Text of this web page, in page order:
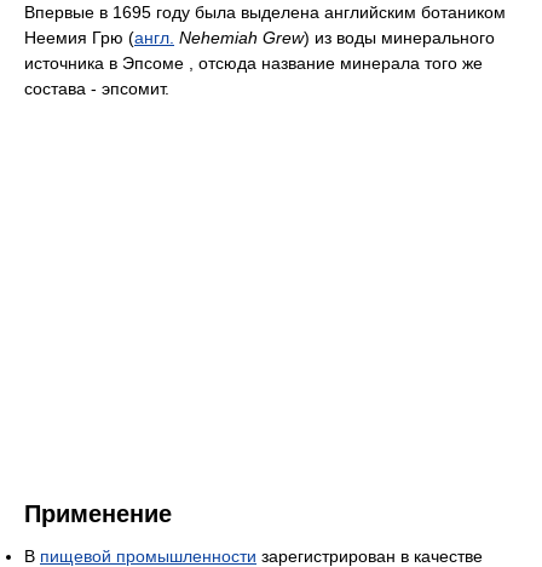
Впервые в 1695 году была выделена английским ботаником
Неемия Грю (англ. Nehemiah Grew) из воды минерального
источника в Эпсоме , отсюда название минерала того же
состава - эпсомит.
Применение
В пищевой промышленности зарегистрирован в качестве